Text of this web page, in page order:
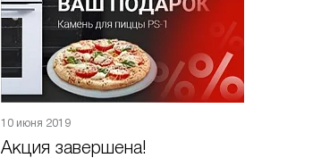
10 июня 2019
Акция завершена!